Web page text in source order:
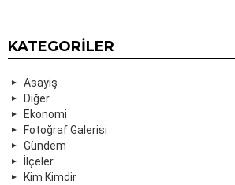
KATEGORILER
Asayiş
Diğer
Ekonomi
Fotoğraf Galerisi
Gündem
İlçeler
Kim Kimdir